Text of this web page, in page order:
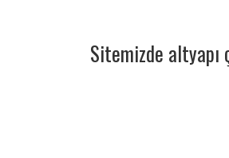
Sitemizde altyapı